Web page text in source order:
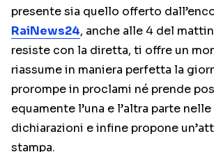
presente sia quello offerto
RaiNews24, anche alle 4 del
resiste con la diretta, ti offre un
riassume in maniera perfetta la
prorompe in proclami né prende
equamente l’una e l’altra parte
dichiarazioni e infine propone
stampa.